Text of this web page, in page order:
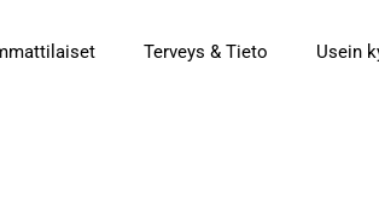
Terveys & Tieto Usein